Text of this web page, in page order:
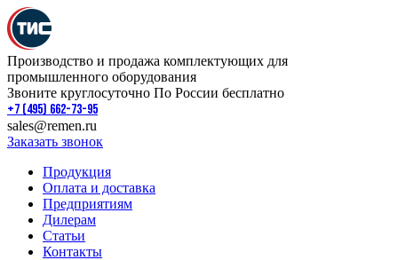
Производство и продажа комплектующих для
промышленного оборудования
Звоните круглосуточно По России бесплатно
+7 (495) 662-73-95
sales@remen.ru
Заказать звонок
Продукция
Оплата и доставка
Предприятиям
Дилерам
Статьи
Контакты